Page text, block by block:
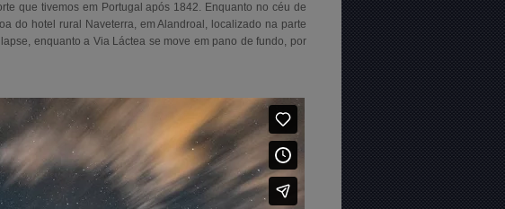
que tivemos em Portugal após 1842. Enquanto no céu de
do hotel rural Naveterra, em Alandroal, localizado na parte
enquanto a Via Láctea se move em pano de fundo, por